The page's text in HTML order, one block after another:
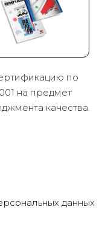
по
на предмет
качества.
данных